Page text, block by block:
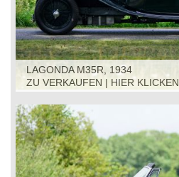
LAGONDA M35R, 1934
ZU VERKAUFEN | HIER KLICKEN